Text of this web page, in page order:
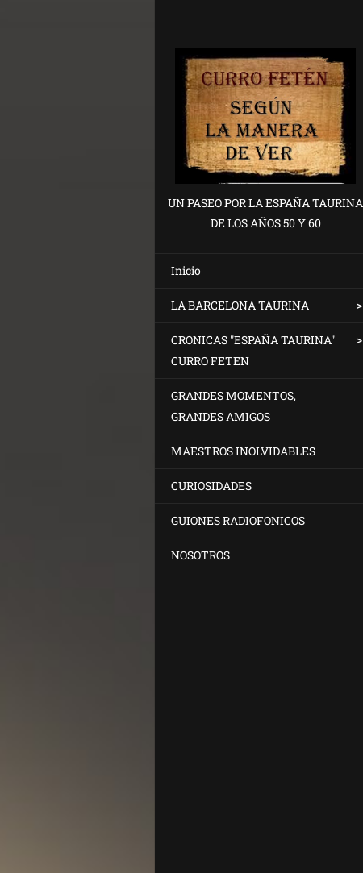
UN PASEO POR LA ESPAÑA TAURINA
DE LOS AÑOS 50 Y 60
Inicio
LA BARCELONA TAURINA
CRONICAS "ESPAÑA TAURINA"
CURRO FETEN
GRANDES MOMENTOS,
GRANDES AMIGOS
MAESTROS INOLVIDABLES
CURIOSIDADES
GUIONES RADIOFONICOS
NOSOTROS